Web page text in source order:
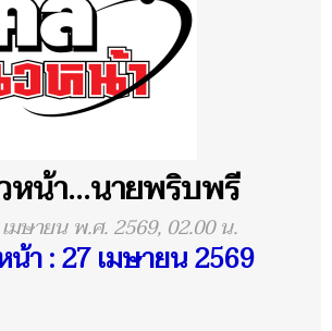
น้า...นายพริบพรี
มษายน พ.ศ. 2569, 02.00 น.
า : 27 เมษายน 2569